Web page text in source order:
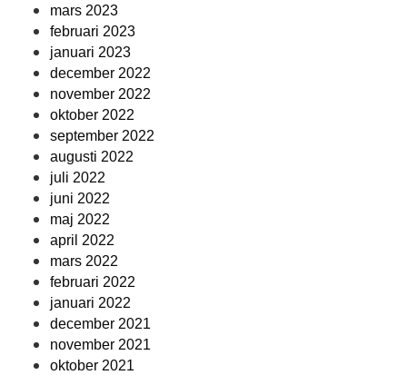
mars 2023
februari 2023
januari 2023
december 2022
november 2022
oktober 2022
september 2022
augusti 2022
juli 2022
juni 2022
maj 2022
april 2022
mars 2022
februari 2022
januari 2022
december 2021
november 2021
oktober 2021